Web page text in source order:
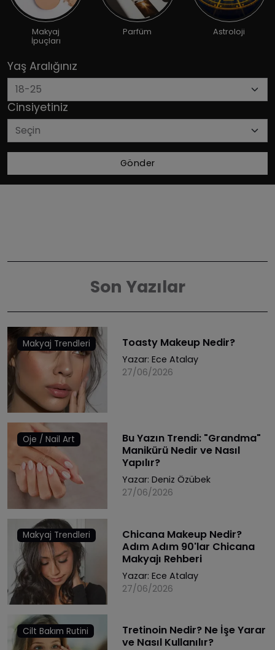
Makyaj
İpuçları
Parfüm Astroloji
Yaş Aralığınız
Cinsiyetiniz
Gönder
Son Yazılar
Makyaj Trendleri Toasty Makeup Nedir?
Yazar: Ece Atalay
27/06/2026
Oje / Nail Art
Bu Yazın Trendi: "Grandma"
Manikürü Nedir ve Nasıl
Yapılır?
Yazar: Deniz Özübek
27/06/2026
Makyaj Trendleri
Chicana Makeup Nedir?
Adım Adım 90'lar Chicana
Makyajı Rehberi
Yazar: Ece Atalay
27/06/2026
Cilt Bakım Rutini
Tretinoin Nedir? Ne İşe Yarar
ve Nasıl Kullanılır?